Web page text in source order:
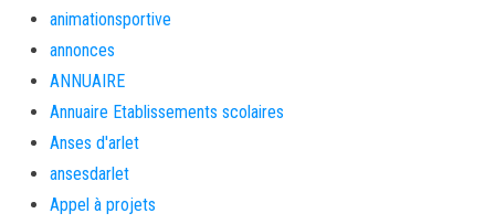
animationsportive
annonces
ANNUAIRE
Annuaire Etablissements scolaires
Anses d'arlet
ansesdarlet
Appel à projets